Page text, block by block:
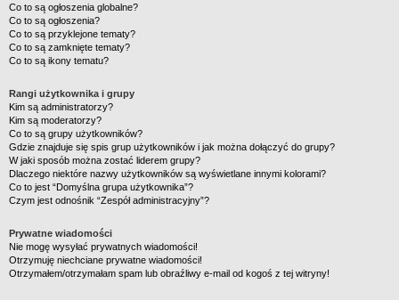
Co to są ogłoszenia globalne?
Co to są ogłoszenia?
Co to są przyklejone tematy?
Co to są zamknięte tematy?
Co to są ikony tematu?
Rangi użytkownika i grupy
Kim są administratorzy?
Kim są moderatorzy?
Co to są grupy użytkowników?
Gdzie znajduje się spis grup użytkowników i jak można dołączyć do grupy?
W jaki sposób można zostać liderem grupy?
Dlaczego niektóre nazwy użytkowników są wyświetlane innymi kolorami?
Co to jest “Domyślna grupa użytkownika”?
Czym jest odnośnik “Zespół administracyjny”?
Prywatne wiadomości
Nie mogę wysyłać prywatnych wiadomości!
Otrzymuję niechciane prywatne wiadomości!
Otrzymałem/otrzymałam spam lub obraźliwy e-mail od kogoś z tej witryny!